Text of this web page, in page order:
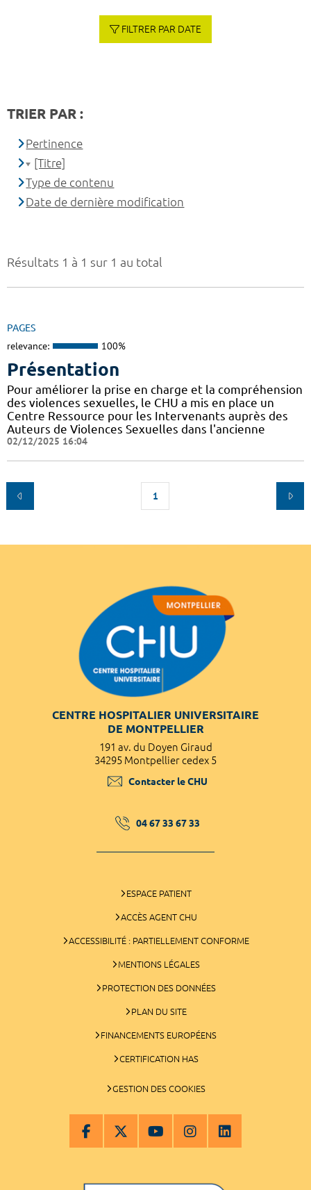
Résultats 1 à 1 sur 1 au total
PAGES
relevance: 100%
Présentation
Pour améliorer la prise en charge et la compréhension
des violences sexuelles, le CHU a mis en place un
Centre Ressource pour les Intervenants auprès des
Auteurs de Violences Sexuelles dans l'ancienne
02/12/2025 16:04
1
FILTRER PAR DATE
TRIER PAR :
Pertinence
[Titre]
Type de contenu
Date de dernière modification
CENTRE HOSPITALIER UNIVERSITAIRE
DE MONTPELLIER
191 av. du Doyen Giraud
34295 Montpellier cedex 5
Contacter le CHU
04 67 33 67 33
ESPACE PATIENT
ACCÈS AGENT CHU
ACCESSIBILITÉ : PARTIELLEMENT CONFORME
MENTIONS LÉGALES
PROTECTION DES DONNÉES
PLAN DU SITE
FINANCEMENTS EUROPÉENS
CERTIFICATION HAS
GESTION DES COOKIES